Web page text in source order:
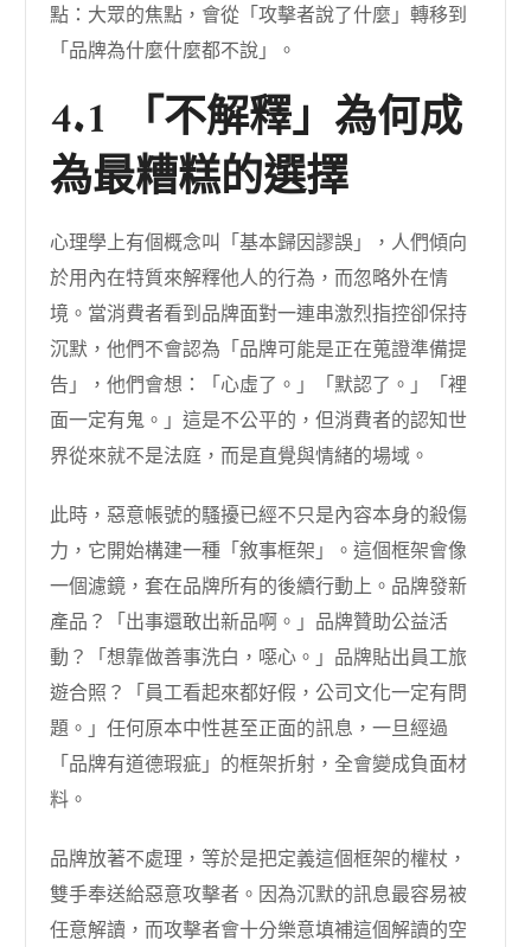
點：大眾的焦點，會從「攻擊者說了什麼」轉移到
「品牌為什麼什麼都不說」。
4.1 「不解釋」為何成
為最糟糕的選擇
心理學上有個概念叫「基本歸因謬誤」，人們傾向
於用內在特質來解釋他人的行為，而忽略外在情
境。當消費者看到品牌面對一連串激烈指控卻保持
沉默，他們不會認為「品牌可能是正在蒐證準備提
告」，他們會想：「心虛了。」「默認了。」「裡
面一定有鬼。」這是不公平的，但消費者的認知世
界從來就不是法庭，而是直覺與情緒的場域。
此時，惡意帳號的騷擾已經不只是內容本身的殺傷
力，它開始構建一種「敘事框架」。這個框架會像
一個濾鏡，套在品牌所有的後續行動上。品牌發新
產品？「出事還敢出新品啊。」品牌贊助公益活
動？「想靠做善事洗白，噁心。」品牌貼出員工旅
遊合照？「員工看起來都好假，公司文化一定有問
題。」任何原本中性甚至正面的訊息，一旦經過
「品牌有道德瑕疵」的框架折射，全會變成負面材
料。
品牌放著不處理，等於是把定義這個框架的權杖，
雙手奉送給惡意攻擊者。因為沉默的訊息最容易被
任意解讀，而攻擊者會十分樂意填補這個解讀的空